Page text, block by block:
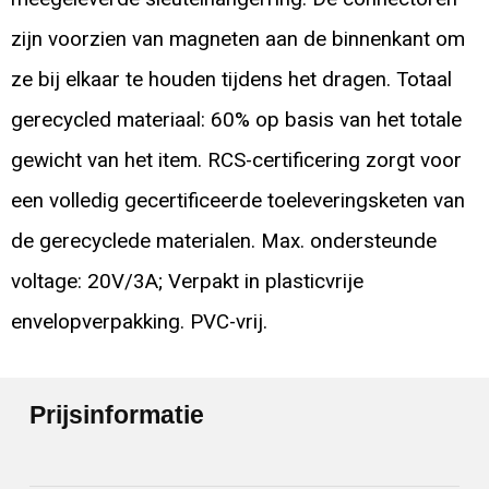
zijn voorzien van magneten aan de binnenkant om
ze bij elkaar te houden tijdens het dragen. Totaal
gerecycled materiaal: 60% op basis van het totale
gewicht van het item. RCS-certificering zorgt voor
een volledig gecertificeerde toeleveringsketen van
de gerecyclede materialen. Max. ondersteunde
voltage: 20V/3A; Verpakt in plasticvrije
envelopverpakking. PVC-vrij.
Prijsinformatie